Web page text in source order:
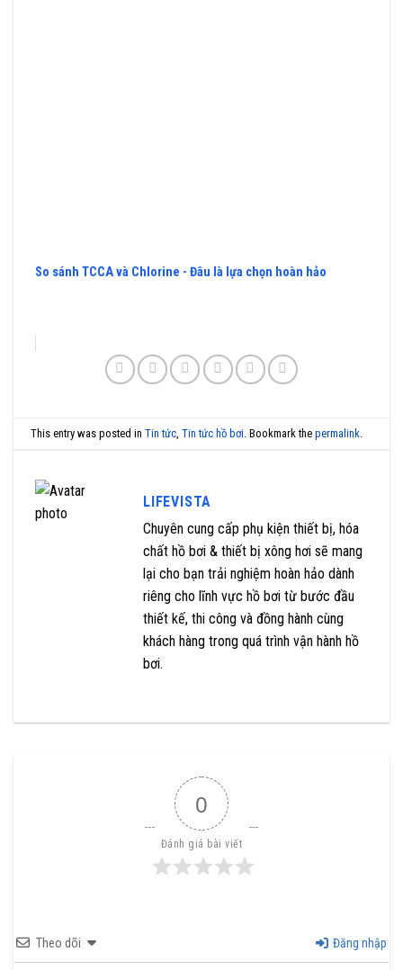
So sánh TCCA và Chlorine - Đâu là lựa chọn hoàn hảo
This entry was posted inTin tức ,Tin tức hồ bơi . Bookmark thepermalink
LIFEVISTA
Chuyên cung cấp phụ kiện thiết bị, hóa
chất hồ bơi & thiết bị xông hơi sẽ mang
lại cho bạn trải nghiệm hoàn hảo dành
riêng cho lĩnh vực hồ bơi từ bước đầu
thiết kế, thi công và đồng hành cùng
khách hàng trong quá trình vận hành hồ
bơi.
0
Đánh giá bài viết
Theo dõi Đăng nhập